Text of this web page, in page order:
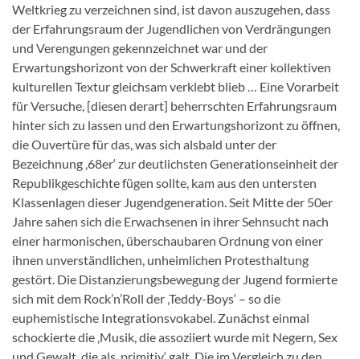
Weltkrieg zu verzeichnen sind, ist davon auszugehen, dass
der Erfahrungsraum der Jugendlichen von Verdrängungen
und Verengungen gekennzeichnet war und der
Erwartungshorizont von der Schwerkraft einer kollektiven
kulturellen Textur gleichsam verklebt blieb … Eine Vorarbeit
für Versuche, [diesen derart] beherrschten Erfahrungsraum
hinter sich zu lassen und den Erwartungshorizont zu öffnen,
die Ouvertüre für das, was sich alsbald unter der
Bezeichnung ‚68er‘ zur deutlichsten Generationseinheit der
Republikgeschichte fügen sollte, kam aus den untersten
Klassenlagen dieser Jugendgeneration. Seit Mitte der 50er
Jahre sahen sich die Erwachsenen in ihrer Sehnsucht nach
einer harmonischen, überschaubaren Ordnung von einer
ihnen unverständlichen, unheimlichen Protesthaltung
gestört. Die Distanzierungsbewegung der Jugend formierte
sich mit dem Rock’n’Roll der ‚Teddy-Boys‘ – so die
euphemistische Integrationsvokabel. Zunächst einmal
schockierte die ‚Musik, die assoziiert wurde mit Negern, Sex